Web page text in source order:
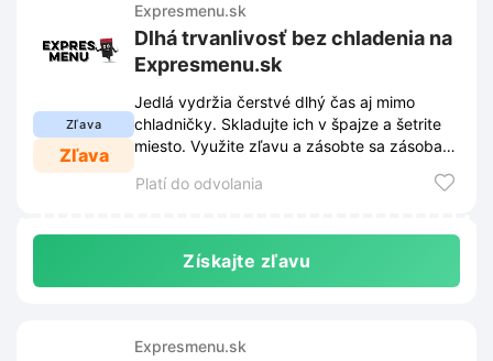
Zľava
Zľava
Expresmenu.sk
Dlhá trvanlivosť bez chladenia na
Expresmenu.sk
Jedlá vydržia čerstvé dlhý čas aj mimo
chladničky. Skladujte ich v špajze a šetrite
miesto. Využite zľavu a zásobte sa zásobami
Platí do odvolania
Získajte zľavu
Expresmenu.sk